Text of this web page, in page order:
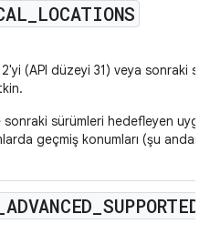
LOCATIONS
(API düzeyi 31) veya sonraki
sonraki sürümleri hedefleyen
geçmiş konumları (şu andan
ADVANCED SUPPORTED